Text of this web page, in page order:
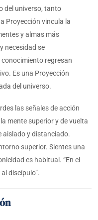
del universo, tanto
Proyección vincula la
y almas más
necesidad se
conocimiento regresan
Es una Proyección
del universo.
las señales de acción
mente superior y de vuelta
aislado y distanciado.
superior. Sientes una
es habitual. “En el
discípulo”.